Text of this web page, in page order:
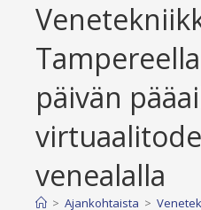
päivän
venealalla
> Ajankohtaista >